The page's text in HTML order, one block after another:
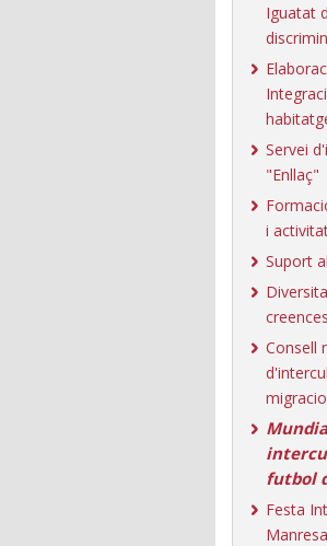
Iguatat
Servei
"Enllaç"
i
Suport
creences
Consell
futbol
Festa
Manresa